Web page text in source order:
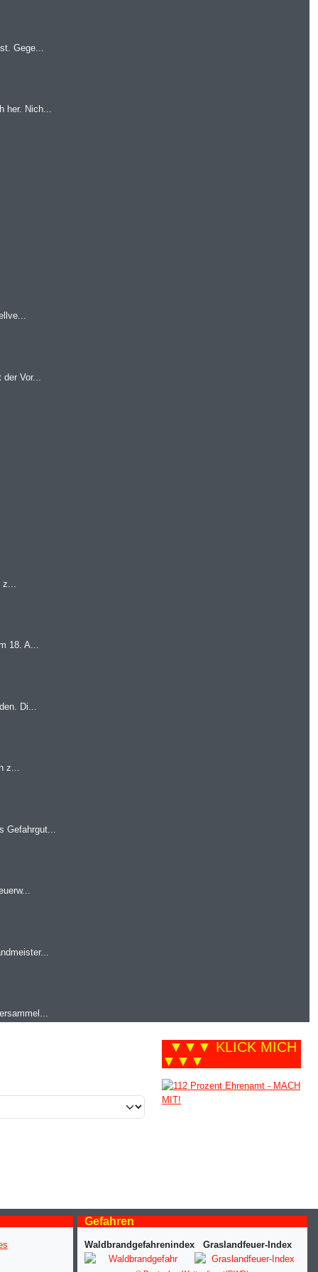
Gege...
her. Nich...
Vor...
18. A...
Di...
z...
▼▼▼ KLICK MICH
▼▼▼
Gefahren
Waldbrandgefahrenindex Graslandfeuer-Index